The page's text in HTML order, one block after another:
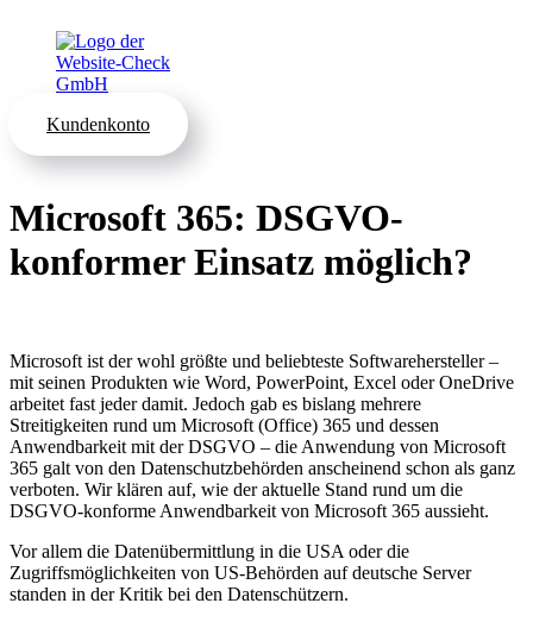
Kundenkonto
Microsoft 365: DSGVO-
konformer Einsatz möglich?
Microsoft ist der wohl größte und beliebteste Softwarehersteller –
mit seinen Produkten wie Word, PowerPoint, Excel oder OneDrive
arbeitet fast jeder damit. Jedoch gab es bislang mehrere
Streitigkeiten rund um Microsoft (Office) 365 und dessen
Anwendbarkeit mit der DSGVO – die Anwendung von Microsoft
365 galt von den Datenschutzbehörden anscheinend schon als ganz
verboten. Wir klären auf, wie der aktuelle Stand rund um die
DSGVO-konforme Anwendbarkeit von Microsoft 365 aussieht.
Vor allem die Datenübermittlung in die USA oder die
Zugriffsmöglichkeiten von US-Behörden auf deutsche Server
standen in der Kritik bei den Datenschützern.